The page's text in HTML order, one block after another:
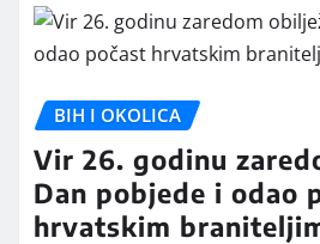
BIH I OKOLICA
Vir 26. godinu
Dan pobjede i odao
hrvatskim